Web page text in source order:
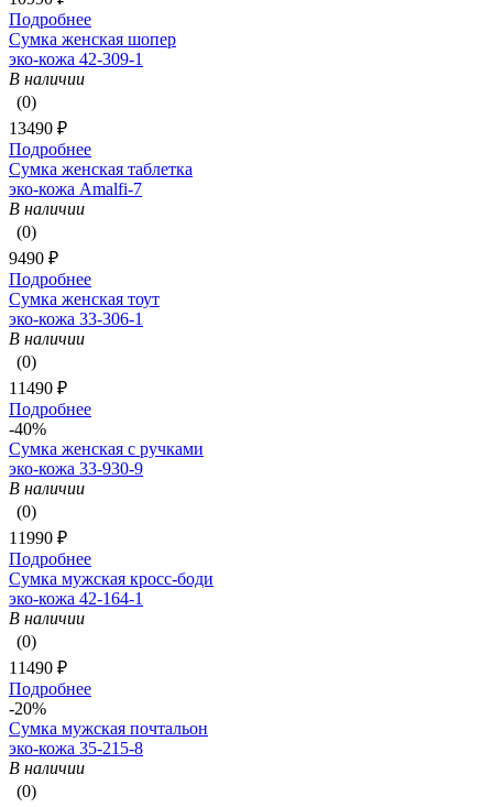
Подробнее
Сумка женская шопер
эко-кожа 42-309-1
В наличии
(0)
13490 ₽
Подробнее
Сумка женская таблетка
эко-кожа Amalfi-7
В наличии
(0)
9490 ₽
Подробнее
Сумка женская тоут
эко-кожа 33-306-1
В наличии
(0)
11490 ₽
Подробнее
-40%
Сумка женская с ручками
эко-кожа 33-930-9
В наличии
(0)
11990 ₽
Подробнее
Сумка мужская кросс-боди
эко-кожа 42-164-1
В наличии
(0)
11490 ₽
Подробнее
-20%
Сумка мужская почтальон
эко-кожа 35-215-8
В наличии
(0)